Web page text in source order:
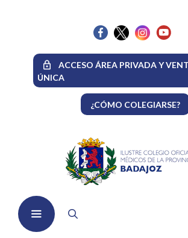
ACCESO ÁREA PRIVADA Y
ÚNICA
¿CÓMO COLEGIARSE?